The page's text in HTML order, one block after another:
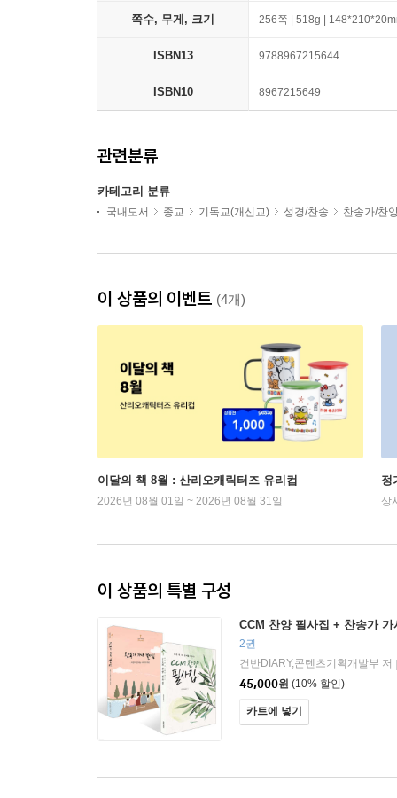
쪽수, 무게, 크기 256쪽 | 518g |
ISBN13 9788967215644
ISBN10 8967215649
관련분류
카테고리 분류
국내도서 종교 기독교(개신교) 성경/찬송 찬송가/찬
이 상품의 이벤트 (4개)
이달의 책 8월 : 산리오캐릭터즈 유리컵
2026년 08월 01일 ~ 2026년 08월 31일
정
상
이 상품의 특별 구성
CCM 찬양 필사집 + 찬송가
2권
건반DIARY,콘텐츠기획개발부 저
45,000원 (10% 할인)
카트에 넣기